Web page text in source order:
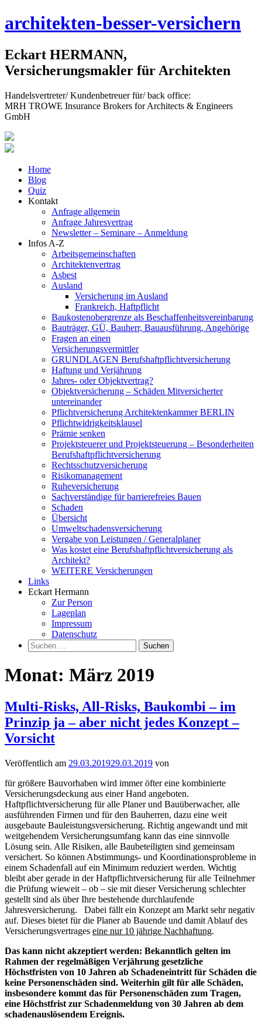
to
architekten-besser-versichern
Eckart HERMANN,
Versicherungsmakler für Architekten
Handelsvertreter/ Kundenbetreuer für/ back office:
MRH TROWE Insurance Brokers for Architects & Engineers
GmbH
Home
Blog
Quiz
Kontakt
Anfrage allgemein
Anfrage Jahresvertrag
Newsletter – Seminare – Anmeldung
Infos A-Z
Arbeitsgemeinschaften
Architektenvertrag
Asbest
Ausland
Versicherung im Ausland
Frankreich, Haftpflicht
Baukostenobergrenze als Beschaffenheits­vereinbarung
Bauträger, GÜ, Bauherr, Bauausführung, Angehörige
Fragen an einen
Versicherungsvermittler
GRUNDLAGEN Berufshaftpflichtversicherung
Haftung und Verjährung
Jahres- oder Objektvertrag?
Objektversicherung – Schäden Mitversicherter
untereinander
Pflichtversicherung Architektenkammer BERLIN
Pflichtwidrigkeitsklausel
Prämie senken
Projektsteuerer und Projektsteuerung – Besonderheiten
Berufshaftpflichtversicherung
Rechtsschutzversicherung
Risikomanagement
Ruheversicherung
Sachverständige für barrierefreies Bauen
Schaden
Übersicht
Umweltschadensversicherung
Vergabe von Leistungen / Generalplaner
Was kostet eine Berufshaftpflichtversicherung als
Architekt?
WEITERE Versicherungen
Links
Eckart Hermann
Zur Person
Lageplan
Impressum
Datenschutz
Suchen
nach:
Monat: März 2019
Multi-Risks, All-Risks, Baukombi – im
Prinzip ja – aber nicht jedes Konzept –
Vorsicht
Veröffentlich am 29.03.201929.03.2019 von
für größere Bauvorhaben wird immer öfter eine kombinierte
Versicherungsdeckung aus einer Hand angeboten.
Haftpflichtversicherung für alle Planer und Bauüberwacher, alle
ausführenden Firmen und für den Bauherren, dazu eine weit
ausgebaute Bauleistungsversicherung. Richtig angewandt und mit
weitgehendem Versicherungsumfang kann das eine sinnvolle
Lösung sein. Alle Risiken, alle Baubeteiligten sind gemeinsam
versichert. So können Abstimmungs- und Koordinationsprobleme in
einem Schadenfall auf ein Minimum reduziert werden. Wichtig
bleibt aber gerade in der Haftpflichtversicherung für alle Teilnehmer
die Prüfung wieweit – ob – sie mit dieser Versicherung schlechter
gestellt sind als über Ihre bestehende durchlaufende
Jahresversicherung. Dabei fällt ein Konzept am Markt sehr negativ
auf. Dieses bietet für die Planer ab Bauende und damit Ablauf des
Versicherungsvertrages eine nur 10 jährige Nachhaftung.
Das kann nicht akzeptiert werden: Bekanntlich gelten im
Rahmen der regelmäßigen Verjährung gesetzliche
Höchstfristen von 10 Jahren ab Schadeneintritt für Schäden die
keine Personenschäden sind. Weiterhin gilt für alle Schäden,
insbesondere kommt das für Personenschäden zum Tragen,
eine Höchstfrist zur Schadenmeldung von 30 Jahren ab dem
schadenauslösendem Ereignis.